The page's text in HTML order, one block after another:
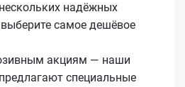
надёжных
самое дешёвое
акциям — наши
специальные